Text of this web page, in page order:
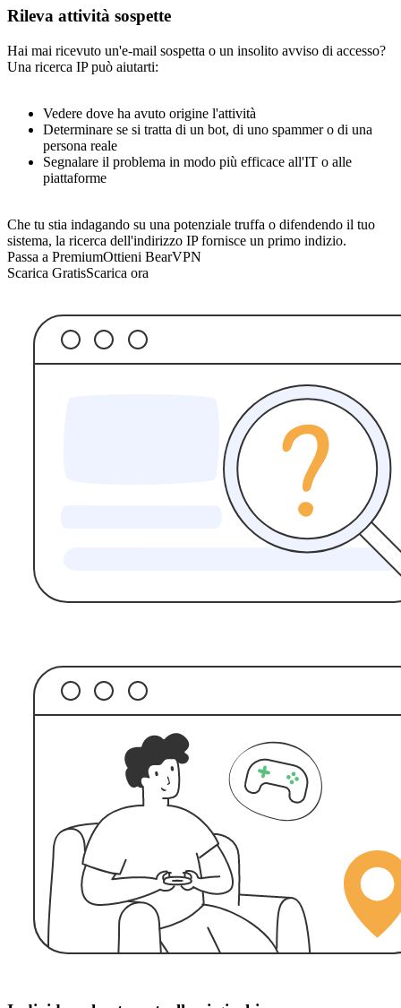
Rileva attività sospette
Hai mai ricevuto un'e-mail sospetta o un insolito avviso di accesso?
Una ricerca IP può aiutarti:
Vedere dove ha avuto origine l'attività
Determinare se si tratta di un bot, di uno spammer o di una
persona reale
Segnalare il problema in modo più efficace all'IT o alle
piattaforme
Che tu stia indagando su una potenziale truffa o difendendo il tuo
sistema, la ricerca dell'indirizzo IP fornisce un primo indizio.
Passa a PremiumOttieni BearVPN
Scarica GratisScarica ora